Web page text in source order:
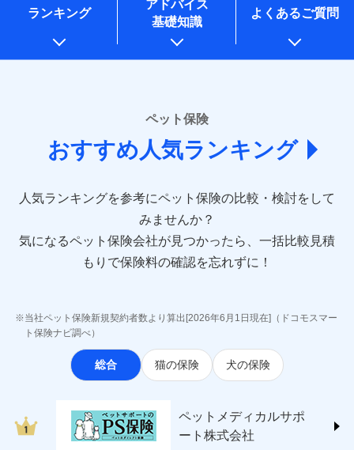
アンケートやキャンペーン等の実施のため
上記に係る案内・手続き・管理等付帯業務を行うため
* 当社が委託を受けている保険会社の情報は、保険会社
あいおいニッセイ同和損害保険株式会社
(https://www.aioinissaydowa.co.jp/)
アクサ損害保険株式会社 (https://www.axa-
アニコム損害保険株式会社 (https://www.anicom-
東京海上ダイレクト損害保険株式会社
(https://www.e-design.net/)
AIG損害保険株式会社
(https://www.sbisonpo.co.jp/)
ジェイアイ傷害火災保険株式会社
(https://www.jihoken.co.jp/)
ソニー損害保険株式会社
(https://www.sonysonpo.co.jp/)
japan.co.jp/)
ＳＯＭＰＯダイレクト損害保険株式会社
ランキング
アドバイス
基礎知識
よくあるご質問
ペット保険
おすすめ人気ランキング
人気ランキングを参考にペット保険の比較・検討をして
みませんか？
気になるペット保険会社が見つかったら、一括比較見積
もりで保険料の確認を忘れずに！
当社ペット保険新規契約者数より算出[2026年6月1日現在]（ドコモスマー
ト保険ナビ調べ）
総合 猫の保険 犬の保険
ペットメディカルサポ
ート株式会社